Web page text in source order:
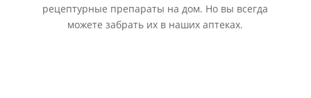
рецептурные препараты на дом. Но вы всегда
можете забрать их в наших аптеках.